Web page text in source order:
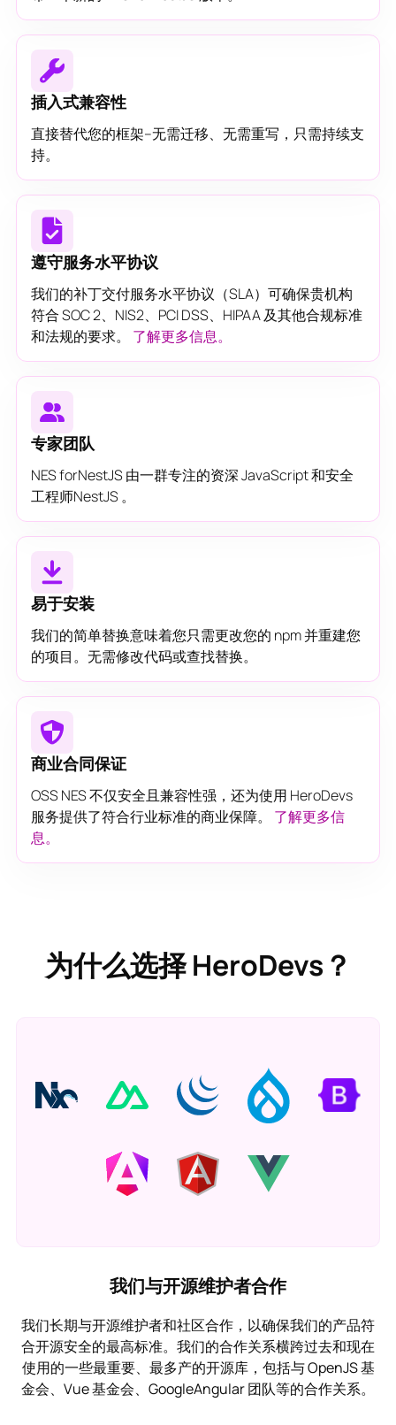
插入式兼容性
直接替代您的框架--无需迁移、无需重写，只需持续支
持。
遵守服务水平协议
我们的补丁交付服务水平协议（SLA）可确保贵机构
符合 SOC 2、NIS2、PCI DSS、HIPAA 及其他合规标准
和法规的要求。 了解更多信息。
专家团队
NES forNestJS 由一群专注的资深 JavaScript 和安全
工程师NestJS 。
易于安装
我们的简单替换意味着您只需更改您的 npm 并重建您
的项目。无需修改代码或查找替换。
商业合同保证
OSS NES 不仅安全且兼容性强，还为使用 HeroDevs
服务提供了符合行业标准的商业保障。 了解更多信
息。
为什么选择 HeroDevs？
我们与开源维护者合作
我们长期与开源维护者和社区合作，以确保我们的产品符
合开源安全的最高标准。我们的合作关系横跨过去和现在
使用的一些最重要、最多产的开源库，包括与 OpenJS 基
金会、Vue 基金会、GoogleAngular 团队等的合作关系。